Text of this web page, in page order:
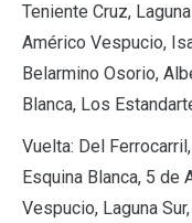
Teniente Cruz,
Américo Vespucio,
Belarmino Osorio,
Blanca, Los
Vuelta: Del
Esquina Blanca, 5 de
Vespucio, Laguna